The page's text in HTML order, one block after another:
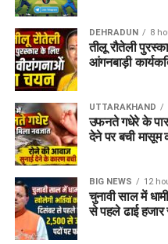
DEHRADUN 8
तीलू रौतेली
आंगनबाड़ी
UTTARAKHAND
उफनते गधेरे के
देने पर बची मासूम
BIG NEWS 12
चुनावी साल में
से पहले ढाई हजार